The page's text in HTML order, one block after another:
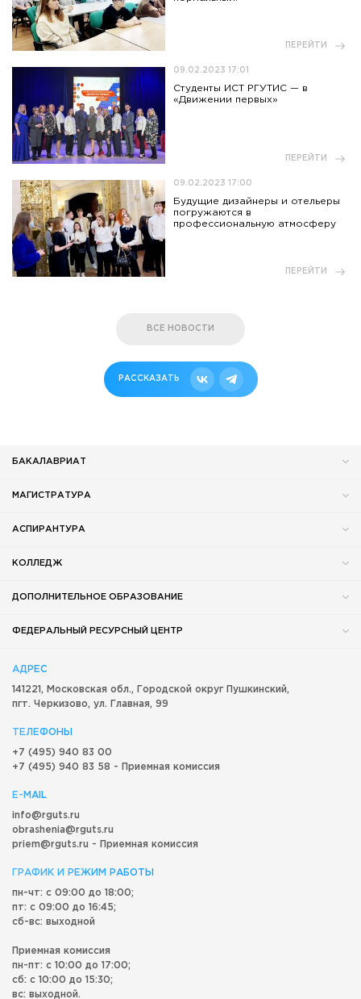
ПЕРЕЙТИ
09.02.2023 17:01
Студенты ИСТ РГУТИС — в
«Движении первых»
ПЕРЕЙТИ
09.02.2023 17:00
Будущие дизайнеры и отельеры
погружаются в
профессиональную атмосферу
ПЕРЕЙТИ
ВСЕ НОВОСТИ
РАССКАЗАТЬ
БАКАЛАВРИАТ
МАГИСТРАТУРА
АСПИРАНТУРА
КОЛЛЕДЖ
ДОПОЛНИТЕЛЬНОЕ ОБРАЗОВАНИЕ
ФЕДЕРАЛЬНЫЙ РЕСУРСНЫЙ ЦЕНТР
АДРЕС
141221, Московская обл., Городской округ Пушкинский,
пгт. Черкизово, ул. Главная, 99
ТЕЛЕФОНЫ
+7 (495) 940 83 00
+7 (495) 940 83 58 - Приемная комиссия
E-MAIL
info@rguts.ru
obrashenia@rguts.ru
priem@rguts.ru - Приемная комиссия
ГРАФИК И РЕЖИМ РАБОТЫ
пн-чт: с 09:00 до 18:00;
пт: с 09:00 до 16:45;
сб-вс: выходной
Приемная комиссия
пн-пт: с 10:00 до 17:00;
сб: с 10:00 до 15:30;
вс: выходной.